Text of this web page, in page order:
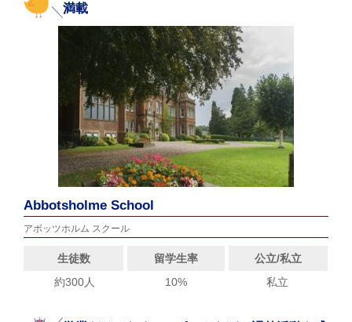
満載
Abbotsholme School
アボッツホルム スクール
生徒数 留学生率
公立/私立
約300人
10% 私立